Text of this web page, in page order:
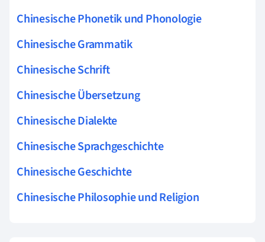
Chinesische Phonetik und Phonologie
Chinesische Grammatik
Chinesische Schrift
Chinesische Übersetzung
Chinesische Dialekte
Chinesische Sprachgeschichte
Chinesische Geschichte
Chinesische Philosophie und Religion